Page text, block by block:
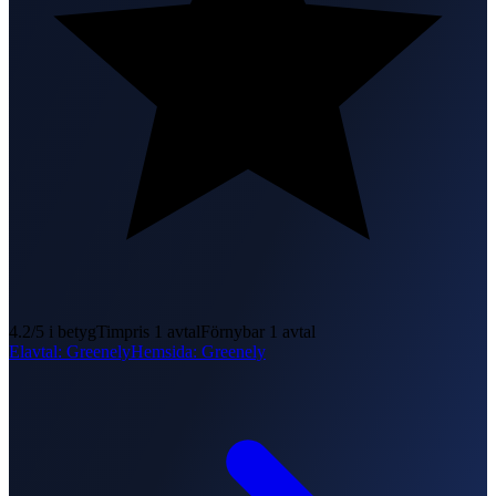
4.2/5 i betygTimpris 1 avtalFörnybar 1 avtal
Elavtal: GreenelyHemsida: Greenely